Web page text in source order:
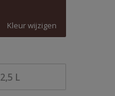
Kleur wijzigen
2,5 L